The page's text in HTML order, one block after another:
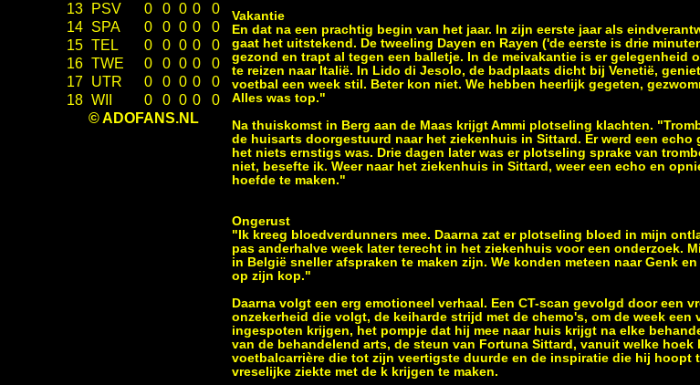
13
PSV 0 0 0 0
0
14 SPA 0 0 0 0
0
15 TEL 0 0 0 0
0
16 TWE 0 0 0 0
0
17 UTR 0 0 0 0
0
18 WII 0 0 0 0
0
© ADOFANS.NL
Vakantie
En dat na een prachtig begin van het jaar. In zijn eerste jaar als
gaat het uitstekend. De tweeling Dayen en Rayen ('de eerste is drie
gezond en trapt al tegen een balletje. In de meivakantie is er gelegenheid
te reizen naar Italië. In Lido di Jesolo, de badplaats dicht bij Venetië,
voetbal een week stil. Beter kon niet. We hebben heerlijk gegeten,
Alles was top."
Na thuiskomst in Berg aan de Maas krijgt Ammi plotseling klachten.
de huisarts doorgestuurd naar het ziekenhuis in Sittard. Er werd een echo
het niets ernstigs was. Drie dagen later was er plotseling sprake van
niet, besefte ik. Weer naar het ziekenhuis in Sittard, weer een echo en
hoefde te maken."
Ongerust
"Ik kreeg bloedverdunners mee. Daarna zat er plotseling bloed in mijn
pas anderhalve week later terecht in het ziekenhuis voor een onderzoek.
in België sneller afspraken te maken zijn. We konden meteen naar Genk
op zijn kop."
Daarna volgt een erg emotioneel verhaal. Een CT-scan gevolgd door een
onzekerheid die volgt, de keiharde strijd met de chemo's, om de week
ingespoten krijgen, het pompje dat hij mee naar huis krijgt na elke
van de behandelend arts, de steun van Fortuna Sittard, vanuit welke
voetbalcarrière die tot zijn veertigste duurde en de inspiratie die hij hoopt
vreselijke ziekte met de k krijgen te maken.